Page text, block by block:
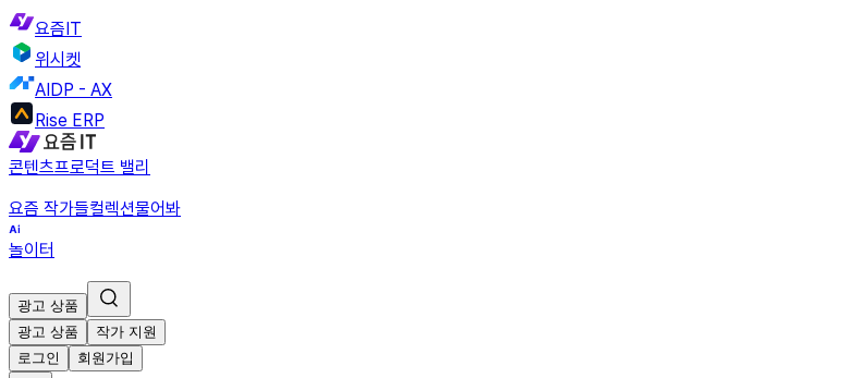
요즘IT
위시켓
AIDP - AX
Rise ERP
콘텐츠프로덕트 밸리
요즘 작가들컬렉션물어봐
놀이터
광고 상품
광고 상품
작가 지원
로그인
회원가입